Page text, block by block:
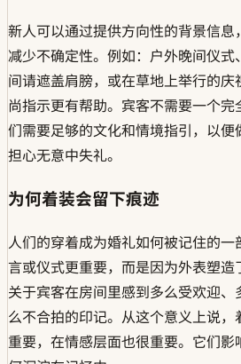
新人可以通过提供方向性的背景信
减少不确定性。例如：户外晚间仪式
间请遮盖肩膀，或在草地上举行的
尚指示更有帮助。宾客不需要一个
们需要足够的文化和情境指引，以便
担心无意中失礼。
为何着装会留下痕迹
人们的穿着成为婚礼如何被记住的
言或仪式更重要，而是因为外表塑造
关于宾客在房间里感到多么受欢迎
么不合拍的印记。从这个意义上说
重要，在情感层面也很重要。它们